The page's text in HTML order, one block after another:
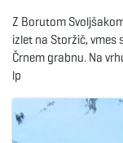
Z Borutom
izlet na Storžič, vmes
Črnem grabnu. Na
lp